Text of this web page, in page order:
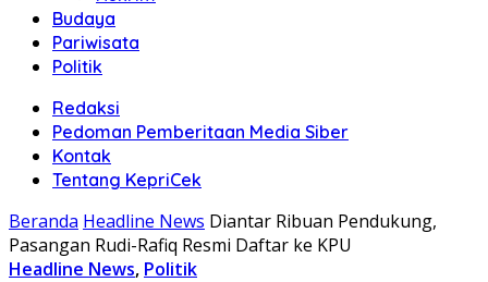
Budaya
Pariwisata
Politik
Redaksi
Pedoman Pemberitaan Media Siber
Kontak
Tentang KepriCek
Beranda Headline News Diantar Ribuan Pendukung,
Pasangan Rudi-Rafiq Resmi Daftar ke KPU
Headline News, Politik